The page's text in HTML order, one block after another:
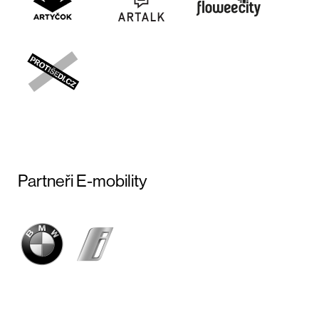
Partneři E-mobility